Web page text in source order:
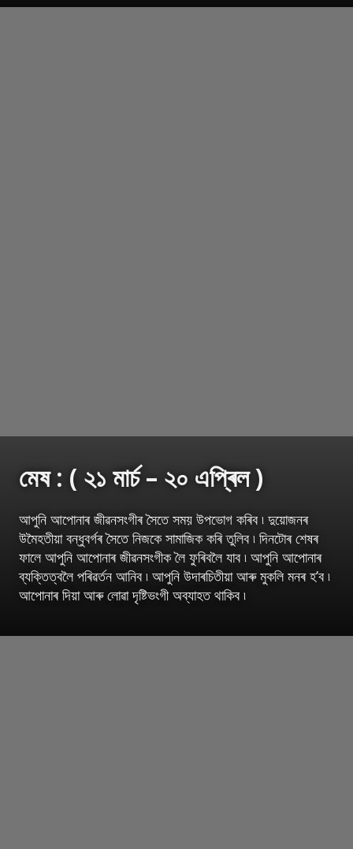
মেষ : ( ২১ মাৰ্চ – ২০ এপ্ৰিল )
আপুনি আপোনাৰ জীৱনসংগীৰ সৈতে সময় উপভোগ কৰিব ৷ দুয়োজনৰ
উমৈহতীয়া বন্ধুবৰ্গৰ সৈতে নিজকে সামাজিক কৰি তুলিব ৷ দিনটোৰ শেষৰ
ফালে আপুনি আপোনাৰ জীৱনসংগীক লৈ ফুৰিবলৈ যাব ৷ আপুনি আপোনাৰ
ব্যক্তিত্বলৈ পৰিৱৰ্তন আনিব ৷ আপুনি উদাৰচিতীয়া আৰু মুকলি মনৰ হ’ব ৷
আপোনাৰ দিয়া আৰু লোৱা দৃষ্টিভংগী অব্যাহত থাকিব ৷